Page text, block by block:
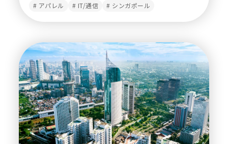
アパレル
IT/通信 シンガポール